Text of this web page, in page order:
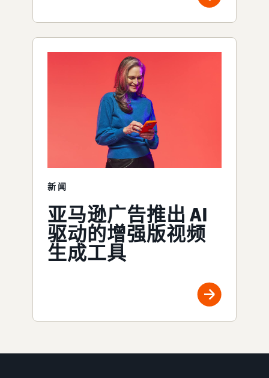
新闻
亚马逊广告推出 AI
驱动的增强版视频
生成工具